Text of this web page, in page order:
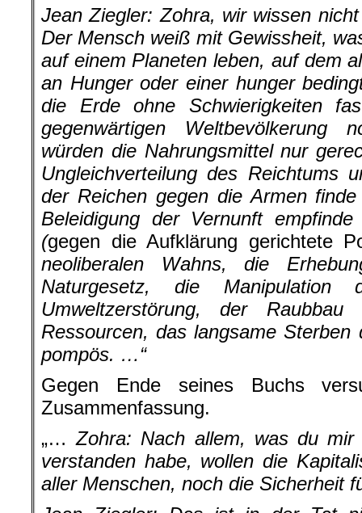
Jean Ziegler: Zohra, wir wissen
Der Mensch weiß mit Gewissheit,
auf einem Planeten leben, auf dem
an Hunger oder einer hunger
die Erde ohne Schwierigkeiten
gegenwärtigen Weltbevölkerung
würden die Nahrungsmittel nur
Ungleichverteilung des Reichtums
der Reichen gegen die Armen
Beleidigung der Vernunft
(gegen die Aufklärung gerichtete
neoliberalen Wahns, die
Naturgesetz, die Manipulation
Umweltzerstörung, der
Ressourcen, das langsame
pompös. …“
Gegen Ende seines Buchs
Zusammenfassung.
„… Zohra: Nach allem, was du
verstanden habe, wollen die
aller Menschen, noch die Sicherheit